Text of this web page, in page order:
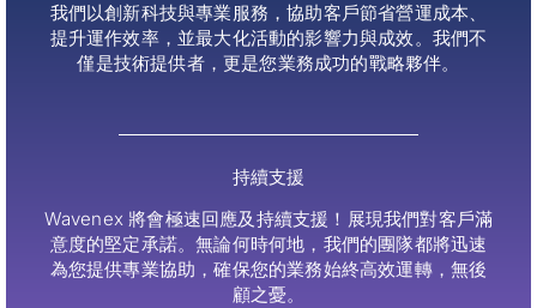
我們以創新科技與專業服務，協助客戶節省營運成本、
提升運作效率，並最大化活動的影響力與成效。我們不
僅是技術提供者，更是您業務成功的戰略夥伴。
持續支援
Wavenex 將會極速回應及持續支援！展現我們對客戶滿
意度的堅定承諾。無論何時何地，我們的團隊都將迅速
為您提供專業協助，確保您的業務始終高效運轉，無後
顧之憂。